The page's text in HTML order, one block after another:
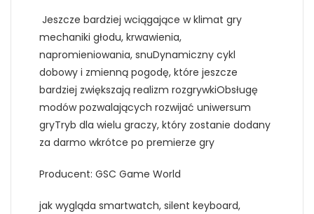
Jeszcze bardziej wciągające w klimat gry
mechaniki głodu, krwawienia,
napromieniowania, snuDynamiczny cykl
dobowy i zmienną pogodę, które jeszcze
bardziej zwiększają realizm rozgrywkiObsługę
modów pozwalających rozwijać uniwersum
gryTryb dla wielu graczy, który zostanie dodany
za darmo wkrótce po premierze gry
Producent: GSC Game World
jak wygląda smartwatch, silent keyboard,